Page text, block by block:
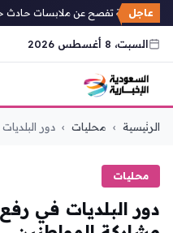
عاجل
الجزائرية تفصح عن ملابسات حادث
السبت، 8 أغسطس 2026
التجاوز
الرئيسية › محليات › دور
محليات
دور البلديات في